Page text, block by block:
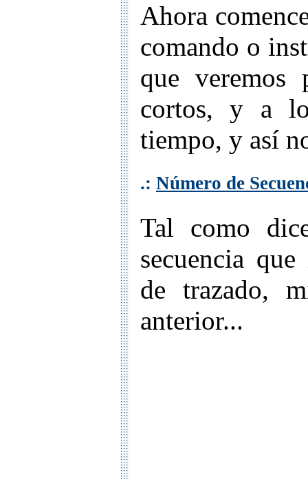
Ahora
comando o
que veremos
cortos, y a
tiempo, y así
.: Número de
Tal como
secuencia
de trazado,
anterior...